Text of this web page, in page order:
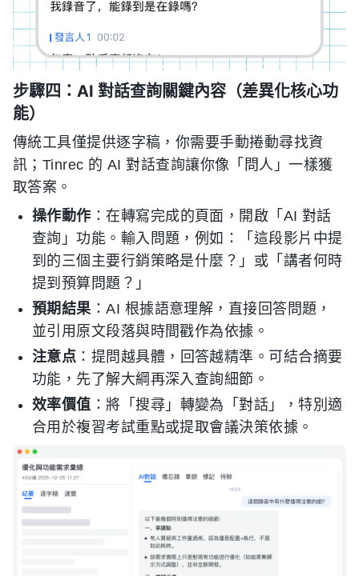
步驟四：AI 對話查詢關鍵內容（差異化核心功
能）
傳統工具僅提供逐字稿，你需要手動捲動尋找資
訊；Tinrec 的 AI 對話查詢讓你像「問人」一樣獲
取答案。
操作動作 ：在轉寫完成的頁面，開啟「AI 對話
查詢」功能。輸入問題，例如：「這段影片中提
到的三個主要行銷策略是什麼？」或「講者何時
提到預算問題？」
預期結果：AI 根據語意理解，直接回答問題，
並引用原文段落與時間戳作為依據。
注意点 ：提問越具體，回答越精準。可結合摘要
功能，先了解大綱再深入查詢細節。
效率價值 ：將「搜尋」轉變為「對話」，特別適
合用於複習考試重點或提取會議決策依據。